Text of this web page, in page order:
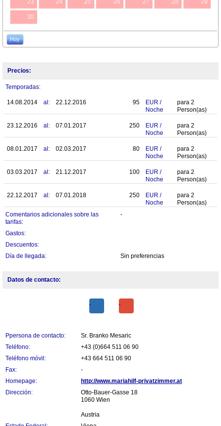
23 24 25 26 27 28 29
30
Hoy
Precios:
Temporadas:
14.08.2014 al: 22.12.2016 95 EUR /
Noche
para 2
Person(as)
23.12.2016 al: 07.01.2017 250 EUR /
Noche
para 2
Person(as)
08.01.2017 al: 02.03.2017 80 EUR /
Noche
para 2
Person(as)
03.03.2017 al: 21.12.2017 100 EUR /
Noche
para 2
Person(as)
22.12.2017 al: 07.01.2018 250 EUR /
Noche
para 2
Person(as)
Comentarios adicionales sobre las
tarifas:
-
Gastos:
Descuentos:
Día de llegada:
Sin preferencias
Datos de contacto:
Ppersona de contacto:
Sr. Branko Mesaric
Teléfono:
+43 (0)664 511 06 90
Teléfono móvil:
+43 664 511 06 90
Fax:
-
Homepage:
http://www.mariahilf-privatzimmer.at
Dirección:
Otto-Bauer-Gasse 18
1060 Wien
Austria